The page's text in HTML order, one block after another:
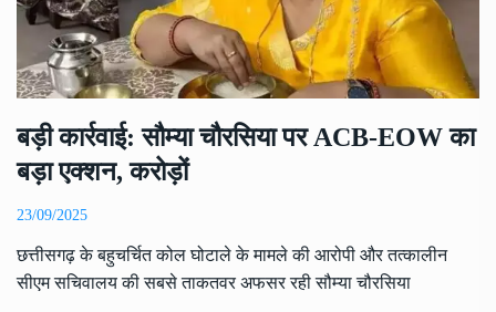
बड़ी कार्रवाई: सौम्या चौरसिया पर ACB-EOW का
बड़ा एक्शन, करोड़ों
23/09/2025
छत्तीसगढ़ के बहुचर्चित कोल घोटाले के मामले की आरोपी और तत्कालीन
सीएम सचिवालय की सबसे ताकतवर अफसर रही सौम्या चौरसिया